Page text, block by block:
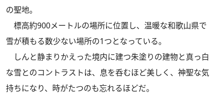
の聖地。
標高約900メートルの場所に位置し、温暖な和歌山県で
雪が積もる数少ない場所の1つとなっている。
しんと静まりかえった境内に建つ朱塗りの建物と真っ白
な雪とのコントラストは、息を呑むほど美しく、神聖な気
持ちになり、時がたつのも忘れるほどだ。